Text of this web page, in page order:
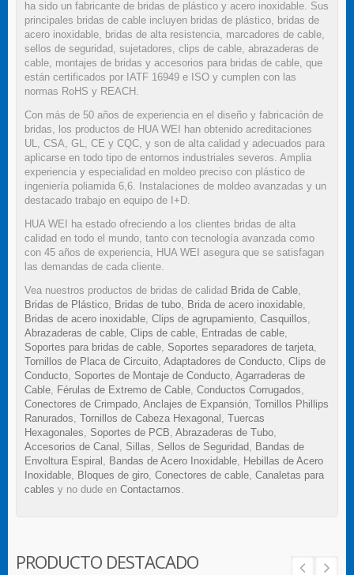
ha sido un fabricante de bridas de plástico y acero inoxidable. Sus
principales bridas de cable incluyen bridas de plástico, bridas de
acero inoxidable, bridas de alta resistencia, marcadores de cable,
sellos de seguridad, sujetadores, clips de cable, abrazaderas de
cable, montajes de bridas y accesorios para bridas de cable, que
están certificados por IATF 16949 e ISO y cumplen con las
normas RoHS y REACH.
Con más de 50 años de experiencia en el diseño y fabricación de
bridas, los productos de HUA WEI han obtenido acreditaciones
UL, CSA, GL, CE y CQC, y son de alta calidad y adecuados para
aplicarse en todo tipo de entornos industriales severos. Amplia
experiencia y especialidad en moldeo preciso con plástico de
ingeniería poliamida 6,6. Instalaciones de moldeo avanzadas y un
destacado trabajo en equipo de I+D.
HUA WEI ha estado ofreciendo a los clientes bridas de alta
calidad en todo el mundo, tanto con tecnología avanzada como
con 45 años de experiencia, HUA WEI asegura que se satisfagan
las demandas de cada cliente.
Vea nuestros productos de bridas de calidad Brida de Cable,
Bridas de Plástico, Bridas de tubo, Brida de acero inoxidable,
Bridas de acero inoxidable, Clips de agrupamiento, Casquillos,
Abrazaderas de cable, Clips de cable, Entradas de cable,
Soportes para bridas de cable, Soportes separadores de tarjeta,
Tornillos de Placa de Circuito, Adaptadores de Conducto, Clips de
Conducto, Soportes de Montaje de Conducto, Agarraderas de
Cable, Férulas de Extremo de Cable, Conductos Corrugados,
Conectores de Crimpado, Anclajes de Expansión, Tornillos Phillips
Ranurados, Tornillos de Cabeza Hexagonal , Tuercas
Hexagonales, Soportes de PCB, Abrazaderas de Tubo,
Accesorios de Canal , Sillas, Sellos de Seguridad, Bandas de
Envoltura Espiral , Bandas de Acero Inoxidable, Hebillas de Acero
Inoxidable, Bloques de giro, Conectores de cable, Canaletas para
cables y no dude en Contactarnos.
PRODUCTO DESTACADO